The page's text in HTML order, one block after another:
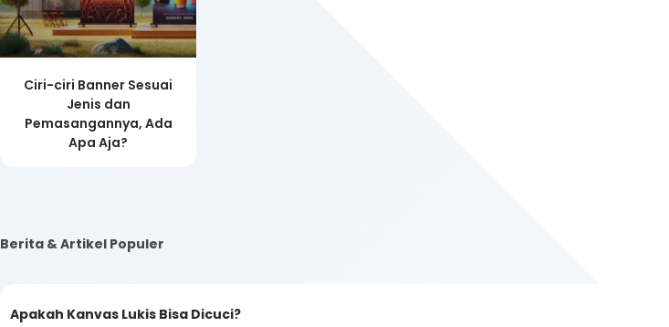
Ciri-ciri Banner Sesuai
Jenis dan
Pemasangannya, Ada
Apa Aja?
Berita & Artikel Populer
Apakah Kanvas Lukis Bisa Dicuci?